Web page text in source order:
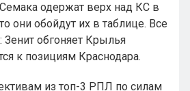
одержат верх над КС в
они обойдут их в таблице. Все
Зенит обгоняет Крылья
к позициям Краснодара.
из топ-3 РПЛ по силам